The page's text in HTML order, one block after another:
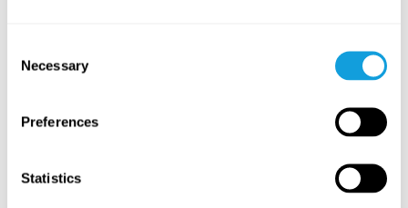
Selection
Necessary
Preferences
Statistics